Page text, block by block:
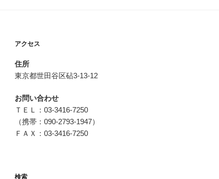
アクセス
住所
東京都世田谷区砧3-13-12
お問い合わせ
ＴＥＬ：03-3416-7250
（携帯：090-2793-1947）
ＦＡＸ：03-3416-7250
検索